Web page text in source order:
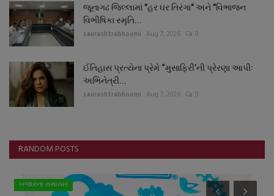
જૂનાગઢ જિલ્લામાં "હર ઘર તિરંગા" અને "વિભાજન
વિભીષિકા સ્મૃતિ...
saurashtrabhoomi Aug 7, 2026 0
ઈતિહાસ પ્રત્યેના પ્રેમે “મુસાફિરી’ની પ્રેરણા આપીઃ
અભિનેત્રી...
saurashtrabhoomi Aug 7, 2026 0
RANDOM POSTS
બજારના સમાચાર